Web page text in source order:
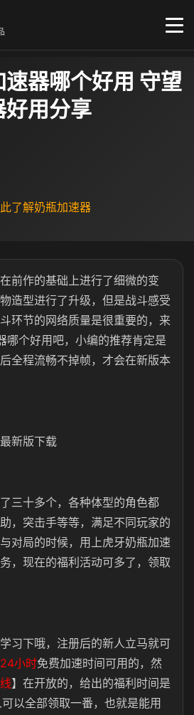
器哪个好用 守望
用分享
了解奶瓶加速器
前作的基础上进行了细微的变
造型进行了升级，但是战斗感受
环节的网络质量是很重要的，来
哪个好用吧，小编的推荐肯定是
全程流畅不掉帧，才会在新版本
新版下载
三十多个，各种体型的角色都
，突击手等等，满足不同玩家的
对局的时候，用上虎牙奶瓶加速
，现在的福利活动可多了，领取
习下哦，注册后的新人立马就可
24小时免费加速时间可用的，然
】在开放的，给出的福利时间是
可以全部领取一番，也就是能用